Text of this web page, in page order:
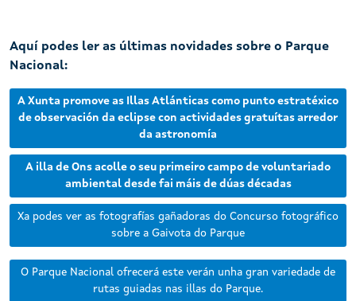
Aquí podes ler as últimas novidades sobre o Parque
Nacional:
A Xunta promove as Illas Atlánticas como punto estratéxico
de observación da eclipse con actividades gratuítas arredor
da astronomía
A illa de Ons acolle o seu primeiro campo de voluntariado
ambiental desde fai máis de dúas décadas
Xa podes ver as fotografías gañadoras do Concurso fotográfico
sobre a Gaivota do Parque
O Parque Nacional ofrecerá este verán unha gran variedade de
rutas guiadas nas illas do Parque.